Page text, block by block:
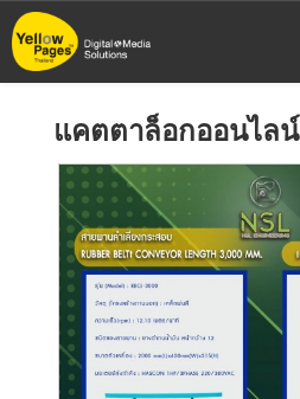
ข้าม
ไป
แคตตาล็อกออนไลน์